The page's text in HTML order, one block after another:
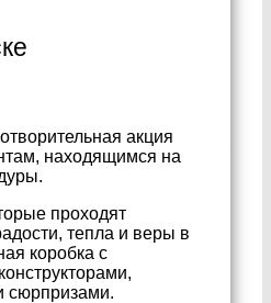
акция
находящимся на
проходят
тепла и веры в
коробка с
сюрпризами.